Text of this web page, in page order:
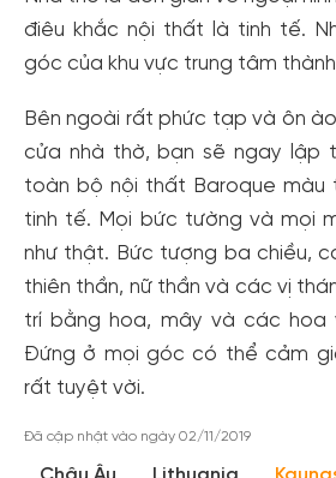
điêu khắc nội thất là tinh tế.
góc của khu vực trung tâm thành
Bên ngoài rất phức tạp và ôn
cửa nhà thờ, bạn sẽ ngay lập
toàn bộ nội thất Baroque màu
tinh tế. Mọi bức tường và mọi
như thật. Bức tượng ba chiều,
thiên thần, nữ thần và các vị
trí bằng hoa, mây và các hoa
Đứng ở mọi góc có thể cảm
rất tuyệt vời.
Đã cập nhật vào ngày 02/11/2019
Tạo tài khoản nhanh -